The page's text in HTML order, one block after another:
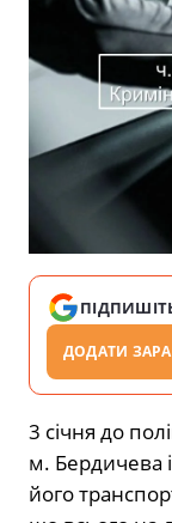
ДОДАТИ
3 січня до
м. Бердичева
його